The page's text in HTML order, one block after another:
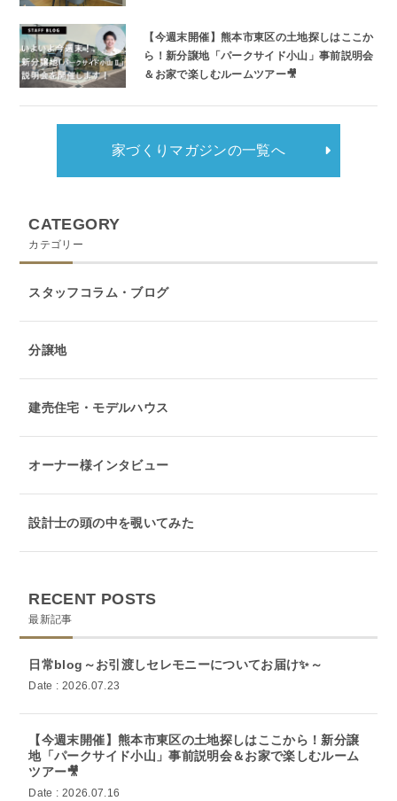
【今週末開催】熊本市東区の土地探しはここか
ら！新分譲地「パークサイド小山」事前説明会
＆お家で楽しむルームツアー🎥
家づくりマガジンの一覧へ
CATEGORY
カテゴリー
スタッフコラム・ブログ
分譲地
建売住宅・モデルハウス
オーナー様インタビュー
設計士の頭の中を覗いてみた
RECENT POSTS
最新記事
日常blog～お引渡しセレモニーについてお届け✨～
Date : 2026.07.23
【今週末開催】熊本市東区の土地探しはここから！新分譲
地「パークサイド小山」事前説明会＆お家で楽しむルーム
ツアー🎥
Date : 2026.07.16